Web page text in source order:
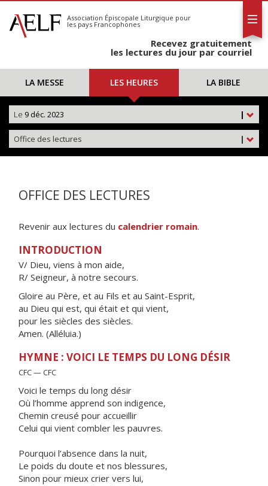
S'abonner
Calendrier
Association Épiscopale Liturgique pour
les pays Francophones
Recevez gratuitement
les lectures du jour par courriel
LA MESSE LES HEURES LA BIBLE
|
Le 9 déc. 2023
|
Office des lectures
OFFICE DES LECTURES
Revenir aux lectures du calendrier romain.
INTRODUCTION
V/ Dieu, viens à mon aide,
R/ Seigneur, à notre secours.
Gloire au Père, et au Fils et au Saint-Esprit,
au Dieu qui est, qui était et qui vient,
pour les siècles des siècles.
Amen. (Alléluia.)
HYMNE : VOICI LE TEMPS DU LONG DÉSIR
CFC — CFC
Voici le temps du long désir
Où l’homme apprend son indigence,
Chemin creusé pour accueillir
Celui qui vient combler les pauvres.
Pourquoi l’absence dans la nuit,
Le poids du doute et nos blessures,
Sinon pour mieux crier vers lui,